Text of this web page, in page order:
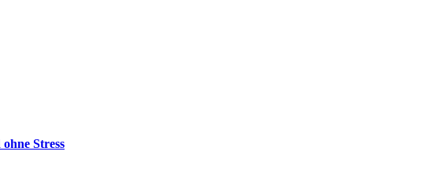
Stress